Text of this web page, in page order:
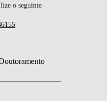
o seguinte